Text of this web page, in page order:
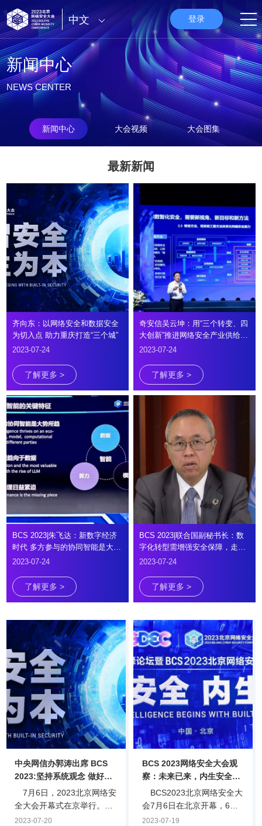
中文 登录
新闻中心
NEWS CENTER
新闻中心 大会视频 大会图集
最新新闻
齐向东：以网络安全和数据安全
为切入点 助力重庆打造“三个城”
2023-07-24
了解更多 >
奇安信吴云坤：用“三个转变、四
大创新”推进网络安全产业供给侧
变革
2023-07-24
了解更多 >
BCS 2023|朱飞达：新数字经济
时代 多方参与的协同智能是大势
所趋
2023-07-24
了解更多 >
BCS 2023|联合国副秘书长：数
字化转型需增强安全保障，走更
全面道路
2023-07-24
了解更多 >
中央网信办郭涛出席 BCS
2023:坚持系统观念 做好关
键信息基础设施安全保护
7月6日，2023北京网络安
全大会开幕式在京举行。中
央网信办网络安全协调局副
2023-07-20
BCS 2023网络安全大会观
察：未来已来，内生安全迈
进数智时代
BCS2023北京网络安全大
会7月6日在北京开幕，6日
至7日集中举办了十余场分
2023-07-19